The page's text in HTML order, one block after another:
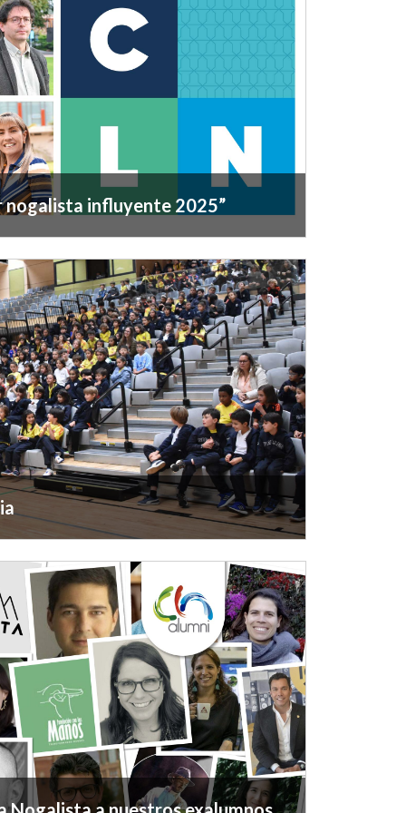
estudiantes reflexionaron sobre la
la responsabilidad ciudadana y el valor
nogalista influyente 2025”
cohorte de Profesores Nogalistas
Victoria Gómez, Francisco Barrios,
Camila Piñeros y Jairo Ortiz...
Mes de la Democracia, un espacio en el
preparan para elegir a sus representantes...